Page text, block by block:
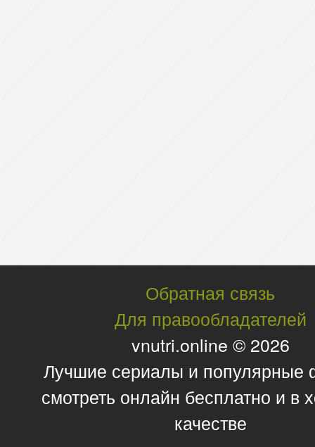
Обратная связь
Для правообладателей
vnutri.online © 2026
Лучшие сериалы и
смотреть онлайн бесплатно и в
качестве